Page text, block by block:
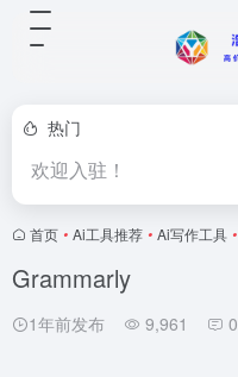
热门
欢迎入驻！
首页 • Ai工具推荐 • Ai写作工具 •
Grammarly
1年前发布 9,961 0